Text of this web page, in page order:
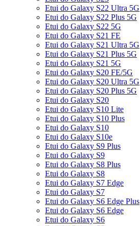
Etui do Galaxy S22 Ultra 5G
Etui do Galaxy S22 Plus 5G
Etui do Galaxy S22 5G
Etui do Galaxy S21 FE
Etui do Galaxy S21 Ultra 5G
Etui do Galaxy S21 Plus 5G
Etui do Galaxy S21 5G
Etui do Galaxy S20 FE/5G
Etui do Galaxy S20 Ultra 5G
Etui do Galaxy S20 Plus 5G
Etui do Galaxy S20
Etui do Galaxy S10 Lite
Etui do Galaxy S10 Plus
Etui do Galaxy S10
Etui do Galaxy S10e
Etui do Galaxy S9 Plus
Etui do Galaxy S9
Etui do Galaxy S8 Plus
Etui do Galaxy S8
Etui do Galaxy S7 Edge
Etui do Galaxy S7
Etui do Galaxy S6 Edge Plus
Etui do Galaxy S6 Edge
Etui do Galaxy S6